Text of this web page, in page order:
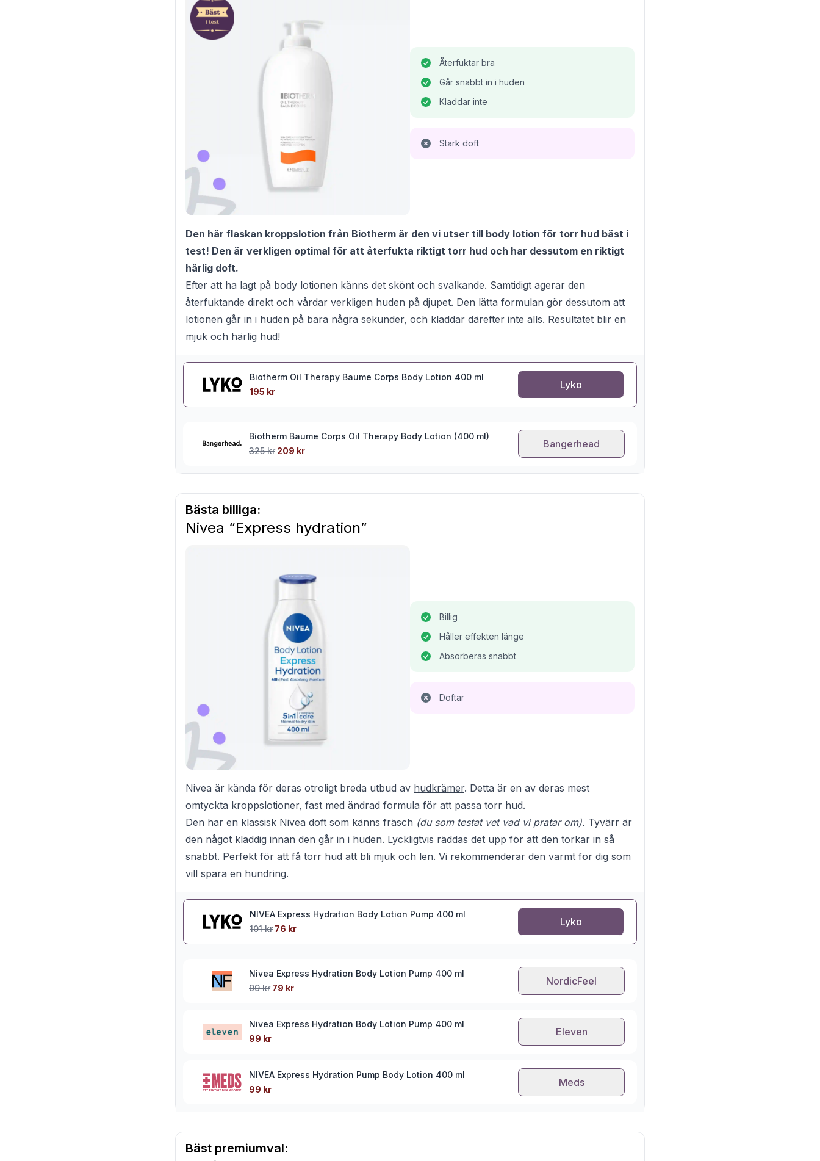
Återfuktar bra
Går snabbt in i huden
Kladdar inte
Stark doft
Den här flaskan kroppslotion från Biotherm är den vi utser till body lotion för torr hud bäst i
test! Den är verkligen optimal för att återfukta riktigt torr hud och har dessutom en riktigt
härlig doft.
Efter att ha lagt på body lotionen känns det skönt och svalkande. Samtidigt agerar den
återfuktande direkt och vårdar verkligen huden på djupet. Den lätta formulan gör dessutom att
lotionen går in i huden på bara några sekunder, och kladdar därefter inte alls. Resultatet blir en
mjuk och härlig hud!
Biotherm Oil Therapy Baume Corps Body Lotion 400 ml
195 kr
Lyko
Biotherm Baume Corps Oil Therapy Body Lotion (400 ml)
325 kr 209 kr
Bangerhead
Bästa billiga:
Nivea “Express hydration”
Billig
Håller effekten länge
Absorberas snabbt
Doftar
Nivea är kända för deras otroligt breda utbud av hudkrämer. Detta är en av deras mest
omtyckta kroppslotioner, fast med ändrad formula för att passa torr hud.
Den har en klassisk Nivea doft som känns fräsch (du som testat vet vad vi pratar om). Tyvärr är
den något kladdig innan den går in i huden. Lyckligtvis räddas det upp för att den torkar in så
snabbt. Perfekt för att få torr hud att bli mjuk och len. Vi rekommenderar den varmt för dig som
vill spara en hundring.
NIVEA Express Hydration Body Lotion Pump 400 ml
101 kr 76 kr
Lyko
Nivea Express Hydration Body Lotion Pump 400 ml
99 kr 79 kr
NordicFeel
Nivea Express Hydration Body Lotion Pump 400 ml
99 kr
Eleven
NIVEA Express Hydration Pump Body Lotion 400 ml
99 kr
Meds
Bäst premiumval: